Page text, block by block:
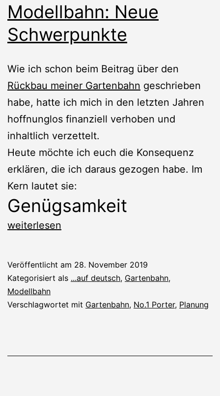
Modellbahn: Neue
Schwerpunkte
Wie ich schon beim Beitrag über den
Rückbau meiner Gartenbahn geschrieben
habe, hatte ich mich in den letzten Jahren
hoffnunglos finanziell verhoben und
inhaltlich verzettelt.
Heute möchte ich euch die Konsequenz
erklären, die ich daraus gezogen habe. Im
Kern lautet sie:
Genügsamkeit
Modellbahn:
Schwerpunkte
weiterlesen
Veröffentlicht am 28. November 2019
Kategorisiert als ...auf deutsch, Gartenbahn,
Modellbahn
Verschlagwortet mit Gartenbahn, No.1 Porter, Planung